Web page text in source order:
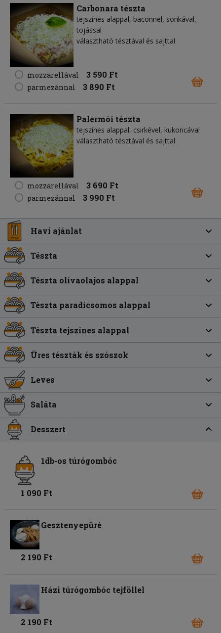
Carbonara tészta
tejszínes alappal, baconnel, sonkával,
tojással
választható tésztával és sajttal
mozzarellával 3 590 Ft
parmezánnal 3 890 Ft
Palermói tészta
tejszínes alappal, csirkével, kukoricával
választható tésztával és sajttal
mozzarellával 3 690 Ft
parmezánnal 3 990 Ft
Havi ajánlat
Tészta
Tészta olívaolajos alappal
Tészta paradicsomos alappal
Tészta tejszínes alappal
Üres tészták és szószok
Leves
Saláta
Desszert
1db-os túrógombóc
1 090 Ft
Gesztenyepüré
2 190 Ft
Házi túrógombóc tejföllel
2 190 Ft